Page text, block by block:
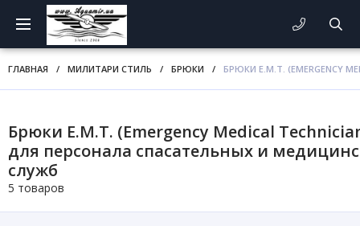
ГЛАВНАЯ / МИЛИТАРИ СТИЛЬ / БРЮКИ / БРЮКИ E.M.T. (EMERGENCY
Брюки E.M.T. (Emergency Medical
для персонала спасательных и
служб
5 товаров